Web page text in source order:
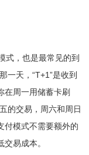
，也是最常见的到
一天，“T+1”是收到
在周一用储蓄卡刷
的交易，周六和周日
付模式不需要额外的
易成本。